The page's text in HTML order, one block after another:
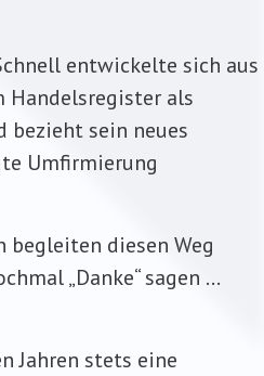
entwickelte sich aus
Handelsregister als
bezieht sein neues
Umfirmierung
diesen Weg
„Danke“ sagen …
Jahren stets eine